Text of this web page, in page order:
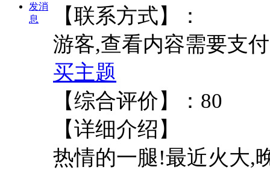
发消
息
【联系方式】：
游客,查看内容需要支
买主题
【综合评
【详细介绍】 地
热情的一腿!最近火大,